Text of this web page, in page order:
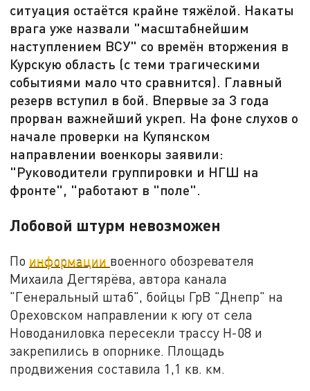
ситуация остаётся крайне тяжёлой. Накаты
врага уже назвали "масштабнейшим
наступлением ВСУ" со времён вторжения в
Курскую область (с теми трагическими
событиями мало что сравнится). Главный
резерв вступил в бой. Впервые за 3 года
прорван важнейший укреп. На фоне слухов о
начале проверки на Купянском
направлении военкоры заявили:
"Руководители группировки и НГШ на
фронте", "работают в "поле".
Лобовой штурм невозможен
По информации военного обозревателя
Михаила Дегтярёва, автора канала
"Генеральный штаб", бойцы ГрВ "Днепр" на
Ореховском направлении к югу от села
Новоданиловка пересекли трассу Н-08 и
закрепились в опорнике. Площадь
продвижения составила 1,1 кв. км.